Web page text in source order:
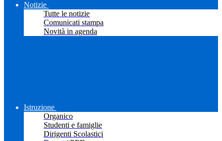
Notizie
Tutte le notizie
Comunicati stampa
Novità in agenda
Istruzione
Organico
Studenti e famiglie
Dirigenti Scolastici